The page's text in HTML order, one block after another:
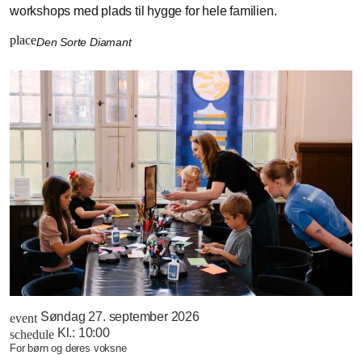
workshops med plads til hygge for hele familien.
placeDen Sorte Diamant
event Søndag 27. september 2026
schedule Kl.: 10:00
for børn og deres voksne